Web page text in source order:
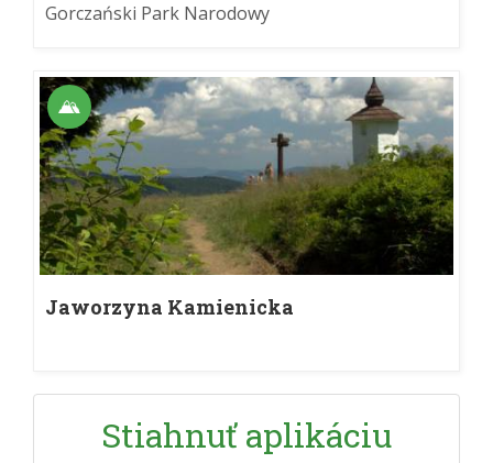
Gorczański Park Narodowy
Jaworzyna Kamienicka
Stiahnuť aplikáciu